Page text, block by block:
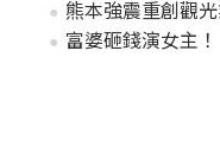
熊本強震重創觀
富婆砸錢演女主